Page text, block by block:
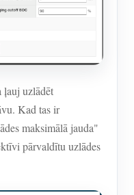
ļauj uzlādēt
Kad tas ir
maksimālā jauda"
pārvaldītu uzlādes